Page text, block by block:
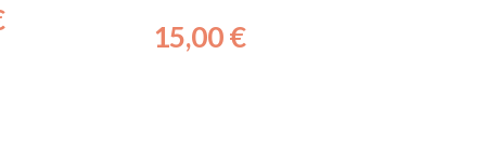
15,00€